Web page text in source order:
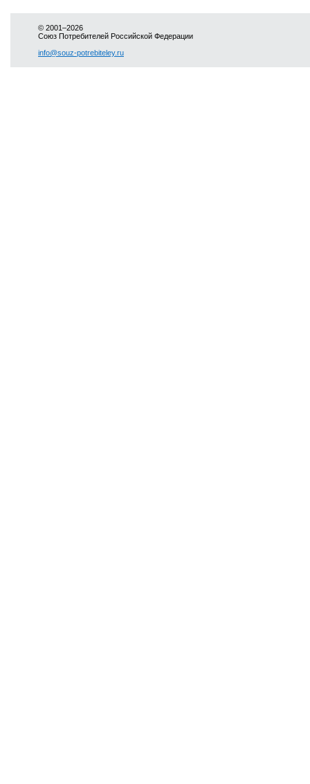
© 2001–2026
Союз Потребителей Российской Федерации
info@souz-potrebiteley.ru